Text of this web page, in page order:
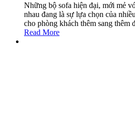
Những bộ sofa hiện đại, mới mẻ
nhau đang là sự lựa chọn của
cho phòng khách thêm sang thêm
Read More